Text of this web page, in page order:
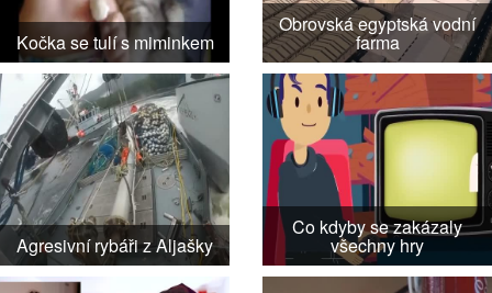
Kočka se tulí s miminkem
Obrovská egyptská vodní
farma
Agresivní rybáři z Aljašky
Co kdyby se zakázaly
všechny hry